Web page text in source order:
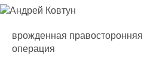
врожденная
операция